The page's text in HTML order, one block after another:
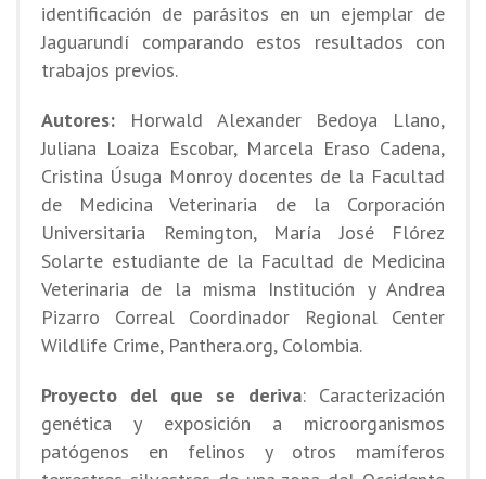
identificación de parásitos en un ejemplar de
Jaguarundí comparando estos resultados con
trabajos previos.
Autores: Horwald Alexander Bedoya Llano,
Juliana Loaiza Escobar, Marcela Eraso Cadena,
Cristina Úsuga Monroy docentes de la Facultad
de Medicina Veterinaria de la Corporación
Universitaria Remington, María José Flórez
Solarte estudiante de la Facultad de Medicina
Veterinaria de la misma Institución y Andrea
Pizarro Correal Coordinador Regional Center
Wildlife Crime, Panthera.org, Colombia.
Proyecto del que se deriva: Caracterización
genética y exposición a microorganismos
patógenos en felinos y otros mamíferos